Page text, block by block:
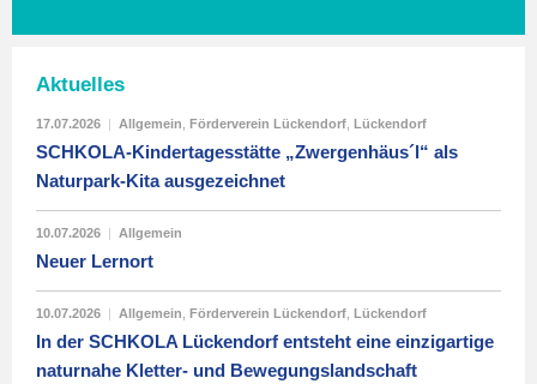
Aktuelles
17.07.2026 | Allgemein Förderverein Lückendorf Lückendorf
SCHKOLA-Kindertagesstätte „Zwergenhäus´l“ als
Naturpark-Kita ausgezeichnet
10.07.2026 | Allgemein
Neuer Lernort
10.07.2026 | Allgemein Förderverein Lückendorf Lückendorf
In der SCHKOLA Lückendorf entsteht eine einzigartige
naturnahe Kletter- und Bewegungslandschaft